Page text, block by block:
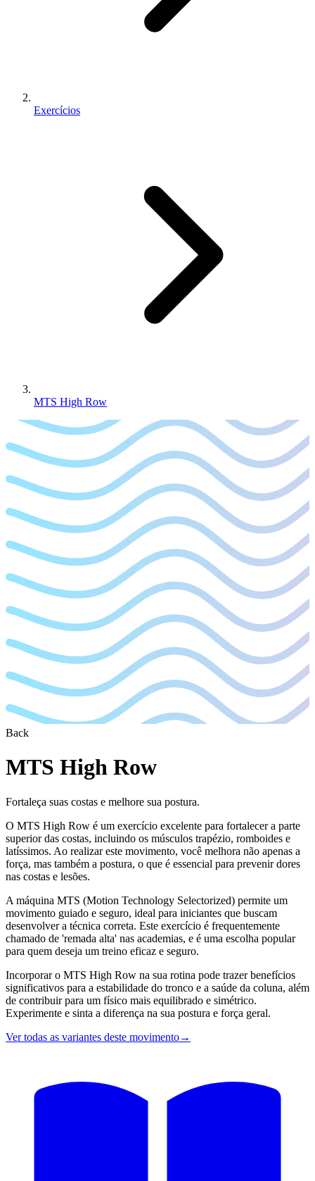
Exercícios
MTS High Row
Back
MTS High Row
Fortaleça suas costas e melhore sua postura.
O MTS High Row é um exercício excelente para fortalecer a parte
superior das costas, incluindo os músculos trapézio, romboides e
latíssimos. Ao realizar este movimento, você melhora não apenas a
força, mas também a postura, o que é essencial para prevenir dores
nas costas e lesões.
A máquina MTS (Motion Technology Selectorized) permite um
movimento guiado e seguro, ideal para iniciantes que buscam
desenvolver a técnica correta. Este exercício é frequentemente
chamado de 'remada alta' nas academias, e é uma escolha popular
para quem deseja um treino eficaz e seguro.
Incorporar o MTS High Row na sua rotina pode trazer benefícios
significativos para a estabilidade do tronco e a saúde da coluna, além
de contribuir para um físico mais equilibrado e simétrico.
Experimente e sinta a diferença na sua postura e força geral.
Ver todas as variantes deste movimento→